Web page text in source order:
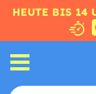
HEUTE BIS 14